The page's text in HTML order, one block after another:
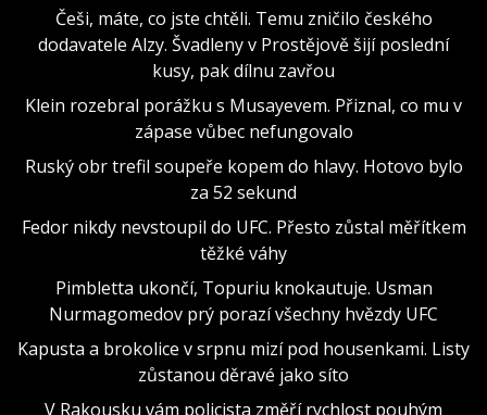
Češi, máte, co jste chtěli. Temu zničilo českého
dodavatele Alzy. Švadleny v Prostějově šijí poslední
kusy, pak dílnu zavřou
Klein rozebral porážku s Musayevem. Přiznal, co mu v
zápase vůbec nefungovalo
Ruský obr trefil soupeře kopem do hlavy. Hotovo bylo
za 52 sekund
Fedor nikdy nevstoupil do UFC. Přesto zůstal měřítkem
těžké váhy
Pimbletta ukončí, Topuriu knokautuje. Usman
Nurmagomedov prý porazí všechny hvězdy UFC
Kapusta a brokolice v srpnu mizí pod housenkami. Listy
zůstanou děravé jako síto
V Rakousku vám policista změří rychlost pouhým